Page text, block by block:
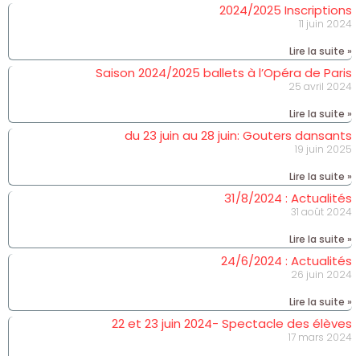
2024/2025 Inscriptions
11 juin 2024
Lire la suite »
Saison 2024/2025 ballets à l’Opéra de Paris
25 avril 2024
Lire la suite »
du 23 juin au 28 juin: Gouters dansants
19 juin 2025
Lire la suite »
31/8/2024 : Actualités
31 août 2024
Lire la suite »
24/6/2024 : Actualités
26 juin 2024
Lire la suite »
22 et 23 juin 2024- Spectacle des élèves
17 mars 2024